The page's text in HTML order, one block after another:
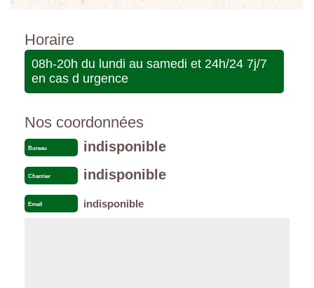
Horaire
08h-20h du lundi au samedi et 24h/24 7j/7
en cas d urgence
Nos coordonnées
Bureau indisponible
Chantier indisponible
Email indisponible